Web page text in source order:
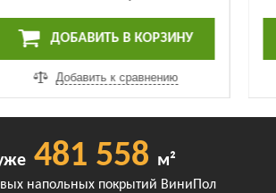
ДОБАВИТЬ В КОРЗИНУ
Добавить к сравнению
481 558 м²
напольных покрытий ВиниПол